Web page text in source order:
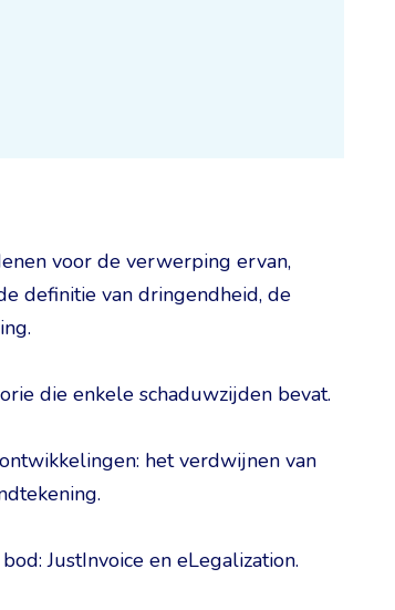
voor de verwerping ervan,
definitie van dringendheid, de
die enkele schaduwzijden bevat.
het verdwijnen van
JustInvoice en eLegalization.